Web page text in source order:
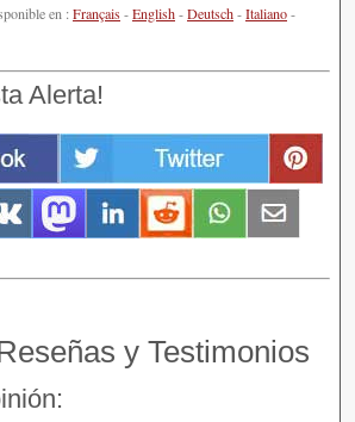
en :Français-English-Deutsch-Italiano-
Alerta!
y Testimonios